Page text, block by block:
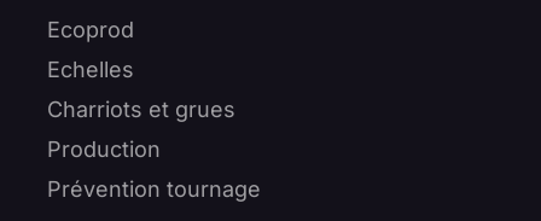
Ecoprod
Echelles
Charriots et grues
Production
Prévention tournage